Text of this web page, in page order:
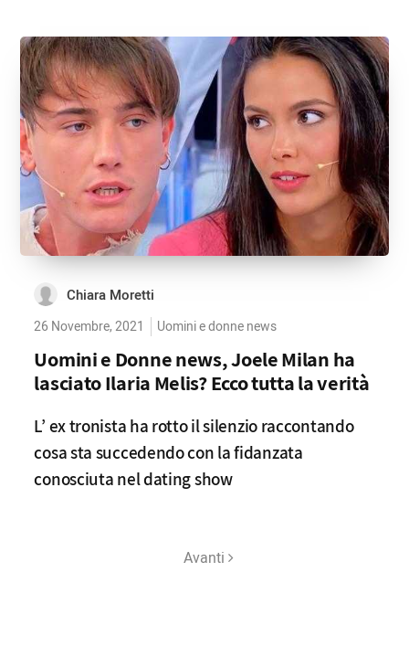
Chiara Moretti
26 Novembre, 2021 Uomini e donne news
Uomini e Donne news, Joele Milan ha
lasciato Ilaria Melis? Ecco tutta la verità
L’ ex tronista ha rotto il silenzio raccontando
cosa sta succedendo con la fidanzata
conosciuta nel dating show
Avanti